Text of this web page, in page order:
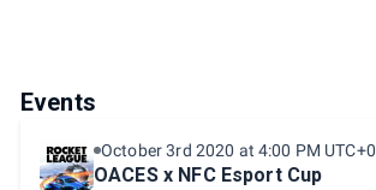
Events
October 3rd 2020 at 4:00 PM
OACES x NFC Esport Cup